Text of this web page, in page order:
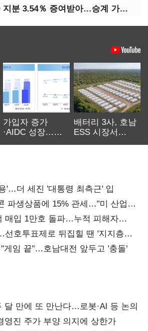
정기선, 정몽준 지분 3.54％ 증여받아…승계 가속화
가입자 증가
·AIDC 성장…
배터리 3사, 호남
ESS 시장서
'…더 세진 '대통령 최측근' 입
파생상품에 15% 관세…"미 산업
매입 1만호 돌파…누적 피해자
호투표제로 뒤집힐 땐 '지지층
게임 끝"…호남대전 앞두고 '충돌'
달 만에 또 만난다…로봇·AI 등 논의
영진 주가 부양 의지에 상한가